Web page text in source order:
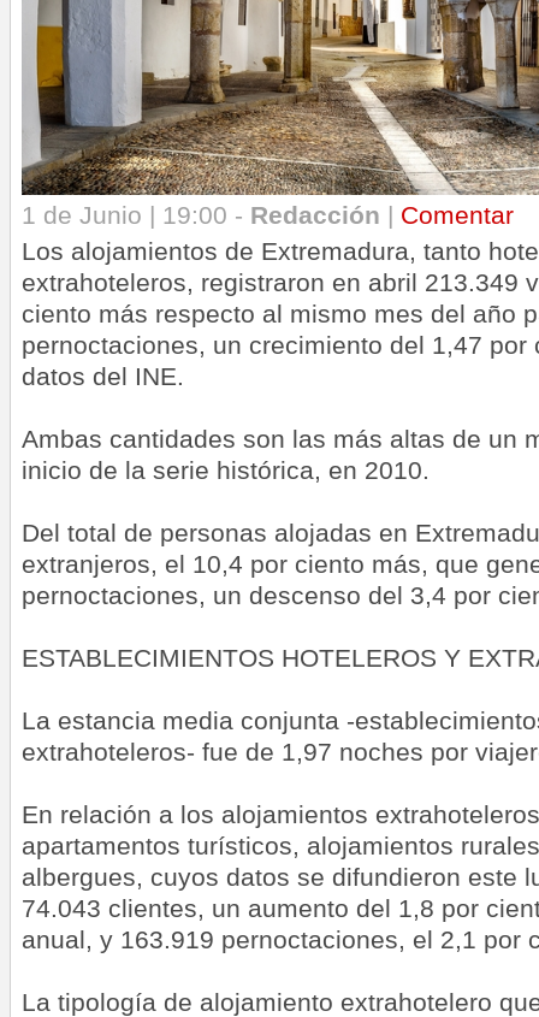
1 de Junio | 19:00 - Redacción | Comentar
Los alojamientos de Extremadura, tanto
extrahoteleros, registraron en abril 213.349
ciento más respecto al mismo mes del año
pernoctaciones, un crecimiento del 1,47 por
datos del INE.
Ambas cantidades son las más altas de un
inicio de la serie histórica, en 2010.
Del total de personas alojadas en
extranjeros, el 10,4 por ciento más, que
pernoctaciones, un descenso del 3,4 por
ESTABLECIMIENTOS HOTELEROS Y
La estancia media conjunta -
extrahoteleros- fue de 1,97 noches por
En relación a los alojamientos
apartamentos turísticos, alojamientos
albergues, cuyos datos se difundieron este
74.043 clientes, un aumento del 1,8 por
anual, y 163.919 pernoctaciones, el 2,1 por
La tipología de alojamiento extrahotelero